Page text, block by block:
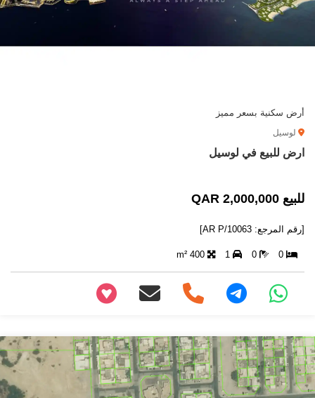
أرض سكنية بسعر مميز
لوسيل
ارض للبيع في لوسيل
للبيع 2,000,000 QAR
[رقم المرجع: AR P/10063]
0
0
1
400 m²